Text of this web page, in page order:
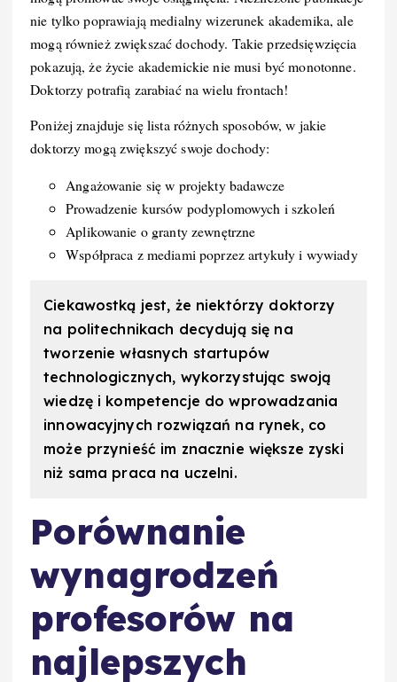
nie tylko poprawiają medialny wizerunek akademika, ale
mogą również zwiększać dochody. Takie przedsięwzięcia
pokazują, że życie akademickie nie musi być monotonne.
Doktorzy potrafią zarabiać na wielu frontach!
Poniżej znajduje się lista różnych sposobów, w jakie
doktorzy mogą zwiększyć swoje dochody:
Angażowanie się w projekty badawcze
Prowadzenie kursów podyplomowych i szkoleń
Aplikowanie o granty zewnętrzne
Współpraca z mediami poprzez artykuły i wywiady
Ciekawostką jest, że niektórzy doktorzy
na politechnikach decydują się na
tworzenie własnych startupów
technologicznych, wykorzystując swoją
wiedzę i kompetencje do wprowadzania
innowacyjnych rozwiązań na rynek, co
może przynieść im znacznie większe zyski
niż sama praca na uczelni.
Porównanie
wynagrodzeń
profesorów na
najlepszych